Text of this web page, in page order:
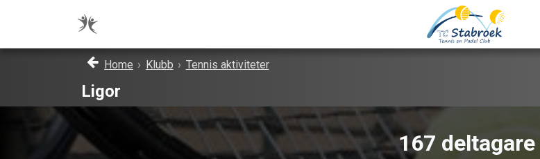
Home › Klubb › Tennis aktiviteter
Ligor
167 deltagare